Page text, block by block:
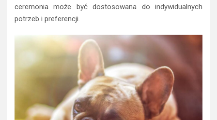
ceremonia może być dostosowana do indywidualnych
potrzeb i preferencji.